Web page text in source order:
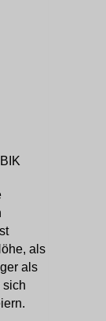
als
als
sich